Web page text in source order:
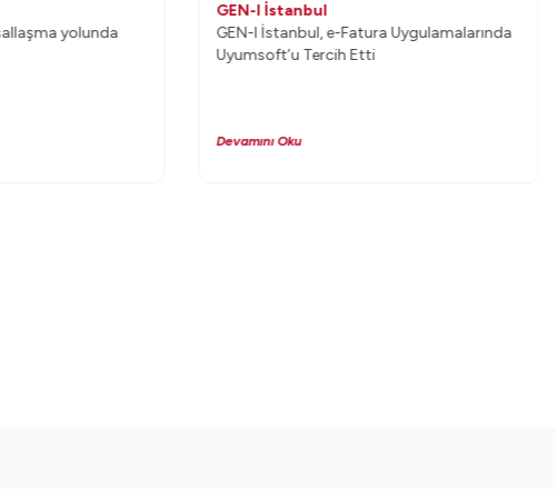
GEN-I İstanbul
GEN-I İstanbul, e-Fatura Uygulamalarında
Uyumsoft’u Tercih Etti
Devamını Oku